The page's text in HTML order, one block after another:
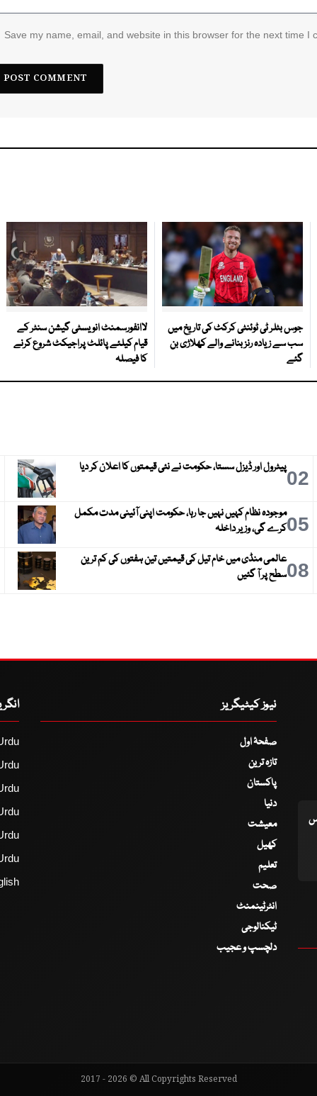
Save my name, email, and website in this browser for the next time I
جوس بٹلر ٹی ٹوئنٹی کرکٹ کی تاریخ میں
سب سے زیادہ رنز بنانے والے کھلاڑی بن
گئے
لاانفورسمنٹ انویسٹی گیشن سنٹر کے
قیام کیلئے پائلٹ پراجیکٹ شروع کرنے
کا فیصلہ
02پیٹرول اور ڈیزل سستا، حکومت نے نئی قیمتوں کا اعلان کر دیا
05موجودہ نظام کہیں نہیں جا رہا، حکومت اپنی آئینی مدت مکمل
کرے گی، وزیر داخلہ
08عالمی منڈی میں خام تیل کی قیمتیں تین ہفتوں کی کم ترین
سطح پر آ گئیں
نیوز کیٹیگریز
صفحۂ اول
تازہ ترین
پاکستان
دنیا
معیشت
کھیل
تعلیم
صحت
انٹرٹینمنٹ
ٹیکنالوجی
دلچسپ و عجیب
2017 - 2026 © All Copyrights Reserved